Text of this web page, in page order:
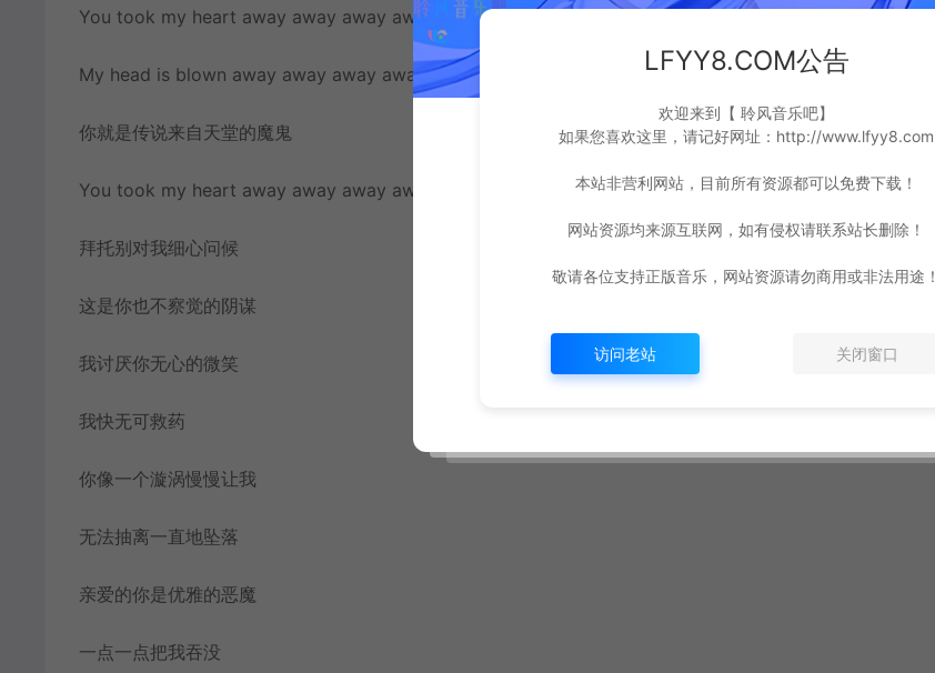
You took my heart away away away away
My head is blown away away away away
你就是传说来自天堂的魔鬼
You took my heart away away away away away away away
拜托别对我细心问候
这是你也不察觉的阴谋
我讨厌你无心的微笑
我快无可救药
你像一个漩涡慢慢让我
无法抽离一直地坠落
亲爱的你是优雅的恶魔
一点一点把我吞没
LFYY8.COM公告
欢迎来到【 聆风音乐吧】
如果您喜欢这里，请记好网址：http://www.lfyy8.com
本站非营利网站，目前所有资源都可以免费下载！
网站资源均来源互联网，如有侵权请联系站长删除！
敬请各位支持正版音乐，网站资源请勿商用或非法用途！
访问老站 关闭窗口